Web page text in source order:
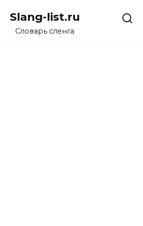
Slang-list.ru
Словарь сленга